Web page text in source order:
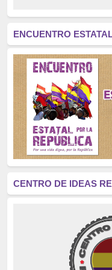
América Latina
Exhumación
Golpe de Estado
Brigadas
pensamiento
Revisionismo
La Transición
educación pública
La Izquierda
ENCUENTRO
CENTRO DE IDEAS